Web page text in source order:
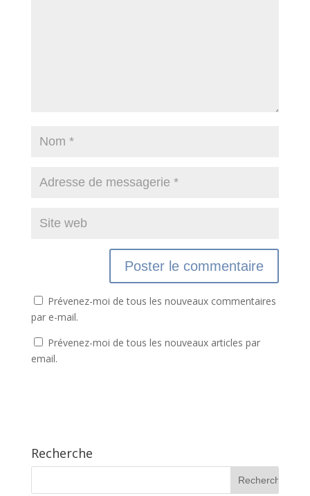
Prévenez-moi de tous les nouveaux commentaires
par e-mail.
Prévenez-moi de tous les nouveaux articles par
email.
Recherche